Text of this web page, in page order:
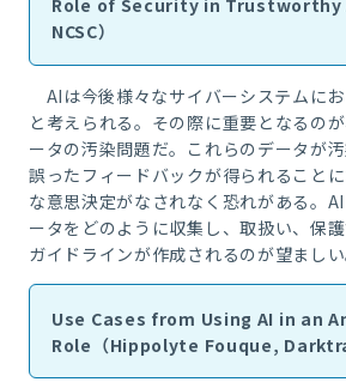
Role of Security in Trustworthy
NCSC）
AIは今後様々なサイバーシステムに
と考えられる。その際に重要となるの
ータの汚染問題だ。これらのデータが汚
誤ったフィードバックが得られること
な意思決定がなされなく恐れがある。
ータをどのように収集し、取扱い、保
ガイドラインが作成されるのが望ましい
Use Cases from Using AI in an
Role（Hippolyte Fouque,